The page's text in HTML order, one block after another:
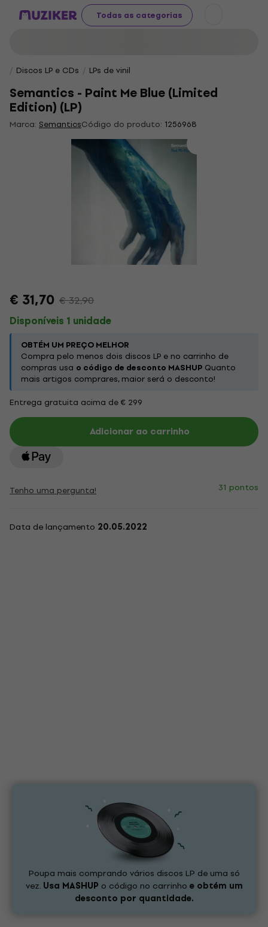
Todas as categorias
Discos LP e CDs LPs de vinil
Semantics - Paint Me Blue (Limited
Edition) (LP)
Marca: SemanticsCódigo do produto: 1256968
€ 31,70 € 32,90
Disponíveis 1 unidade
OBTÉM UM PREÇO MELHOR
Compra pelo menos dois discos LP e no carrinho de
compras usa o código de desconto MASHUP Quanto
mais artigos comprares, maior será o desconto!
Entrega gratuita acima de € 299
Adicionar ao carrinho
Tenho uma pergunta! 31 pontos
Data de lançamento 20.05.2022
Poupa mais comprando vários discos LP de uma só
vez. Usa MASHUP o código no carrinho e obtém um
desconto por quantidade.